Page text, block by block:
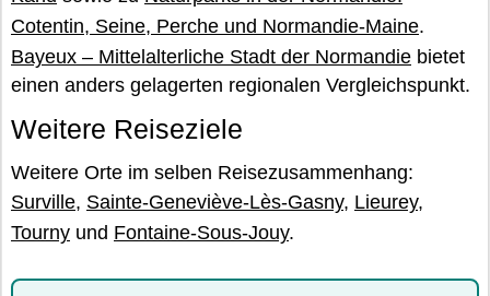
Cotentin, Seine, Perche und Normandie-Maine.
Bayeux – Mittelalterliche Stadt der Normandie bietet
einen anders gelagerten regionalen Vergleichspunkt.
Weitere Reiseziele
Weitere Orte im selben Reisezusammenhang:
Surville, Sainte-Geneviève-Lès-Gasny, Lieurey,
Tourny und Fontaine-Sous-Jouy.